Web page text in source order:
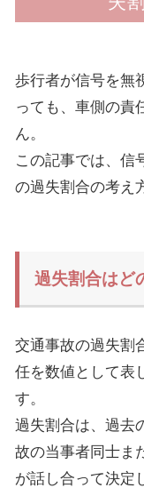
歩行者が信号を無
っても、車側の責
ん。
この記事では、信
の過失割合の考え
過失割合はど
交通事故の過失割
任を数値として表
す。
過失割合は、過去
故の当事者同士ま
が話し合って決定